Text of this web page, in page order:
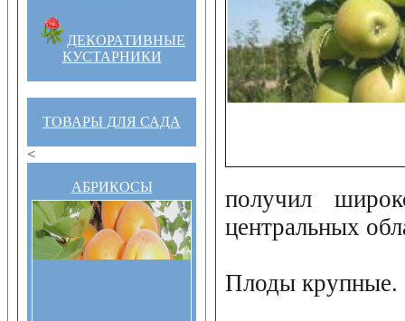
ДЕКОРАТИВНЫЕ
КУСТАРНИКИ
ТОВАРЫ ДЛЯ САДА
<
АБРИКОСЫ
получил
центральных
Плоды крупные.